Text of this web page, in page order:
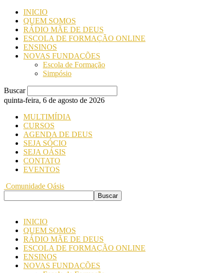
INICIO
QUEM SOMOS
RÁDIO MÃE DE DEUS
ESCOLA DE FORMAÇÃO ONLINE
ENSINOS
NOVAS FUNDAÇÕES
Escola de Formação
Simpósio
Buscar
quinta-feira, 6 de agosto de 2026
MULTIMÍDIA
CURSOS
AGENDA DE DEUS
SEJA SÓCIO
SEJA OÁSIS
CONTATO
EVENTOS
Comunidade Oásis
INICIO
QUEM SOMOS
RÁDIO MÃE DE DEUS
ESCOLA DE FORMAÇÃO ONLINE
ENSINOS
NOVAS FUNDAÇÕES